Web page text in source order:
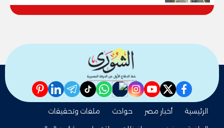
facebook
twitter
youtube
instagram
nabd
whatsapp
tiktok
telegram
linkedin
pinterest
الرئيسية أخبار مصر حوادث
ملفات وتحقيقات